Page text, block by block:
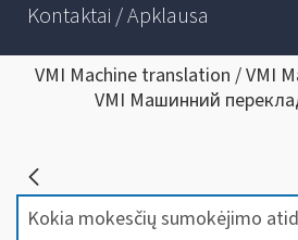
Kontaktai / Apklausa
VMI Machine translation / VMI
VMI Машинний